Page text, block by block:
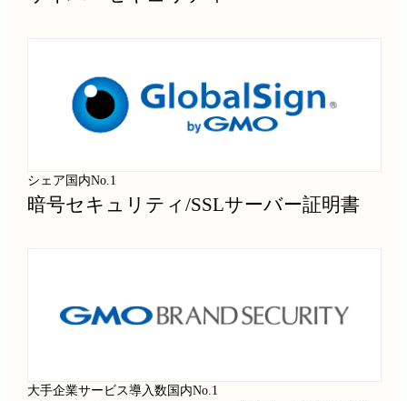
シェア国内No.1
暗号セキュリティ/SSLサーバー証明書
大手企業サービス導入数国内No.1